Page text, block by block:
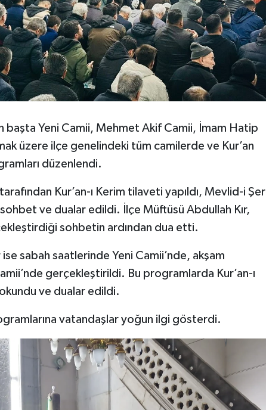
başta Yeni Camii, Mehmet Akif Camii, İmam Hatip
üzere ilçe genelindeki tüm camilerde ve Kur’an
düzenlendi.
Kur’an-ı Kerim tilaveti yapıldı, Mevlid-i
ve dualar edildi. İlçe Müftüsü Abdullah Kır,
sohbetin ardından dua etti.
sabah saatlerinde Yeni Camii’nde, akşam
gerçekleştirildi. Bu programlarda Kur’an-ı
ve dualar edildi.
vatandaşlar yoğun ilgi gösterdi.